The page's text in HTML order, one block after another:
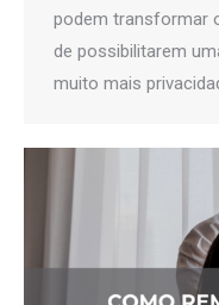
podem transformar
de possibilitarem
muito mais